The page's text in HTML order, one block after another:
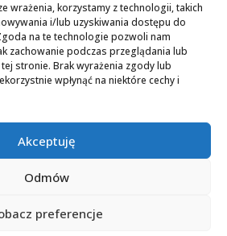
wrażenia, korzystamy z technologii, takich
i/lub uzyskiwania dostępu do
na te technologie pozwoli nam
zachowanie podczas przeglądania lub
stronie. Brak wyrażenia zgody lub
wpłynąć na niektóre cechy i
Akceptuję
Odmów
preferencje
277-15-51
606-956-147
BUT.Orchowscy